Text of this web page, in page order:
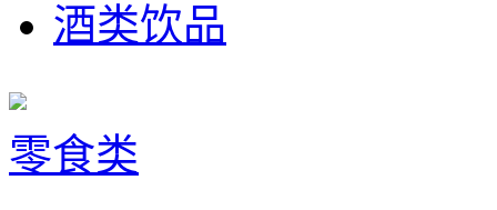
酒类饮品
零食类